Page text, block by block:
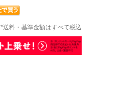
*送料・基準金額はすべて税込